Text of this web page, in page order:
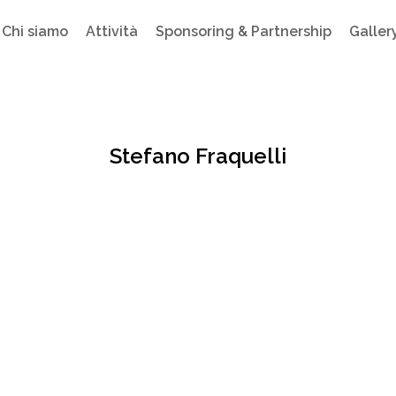
Chi siamo Attività Sponsoring & Partnership
Stefano Fraquelli